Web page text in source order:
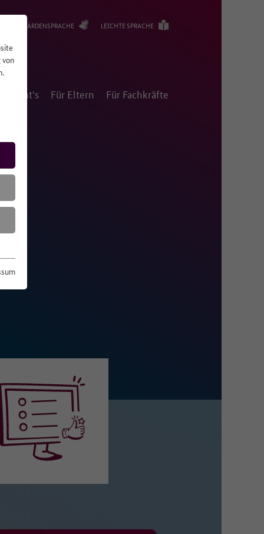
GEBÄRDENSPRACHE LEICHTE SPRACHE
geht's Für Eltern Für Fachkräfte